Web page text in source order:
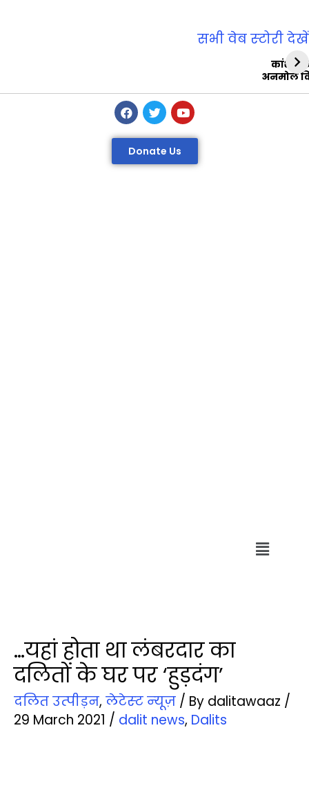
अनमोल
सभी वेब स्‍टोरी देखें
Donate Us
…यहां होता था लंबरदार का
दलितों के घर पर ‘हुड़दंग’
दलित उत्‍पीड़न, लेटेस्‍ट न्‍यूज़ / By dalitawaaz /
29 March 2021 / dalit news, Dalits